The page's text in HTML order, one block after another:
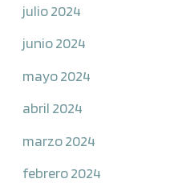
julio 2024
junio 2024
mayo 2024
abril 2024
marzo 2024
febrero 2024